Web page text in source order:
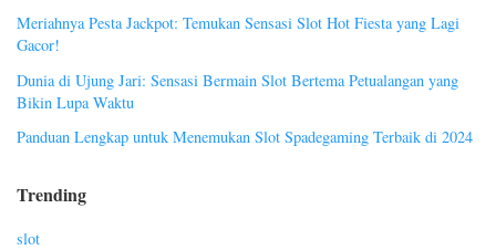
Meriahnya Pesta Jackpot: Temukan Sensasi Slot Hot Fiesta yang Lagi
Gacor!
Dunia di Ujung Jari: Sensasi Bermain Slot Bertema Petualangan yang
Bikin Lupa Waktu
Panduan Lengkap untuk Menemukan Slot Spadegaming Terbaik di 2024
Trending
slot